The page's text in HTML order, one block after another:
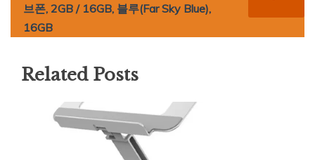
브폰, 2GB / 16GB, 블루(Far Sky Blue),
16GB
Related Posts